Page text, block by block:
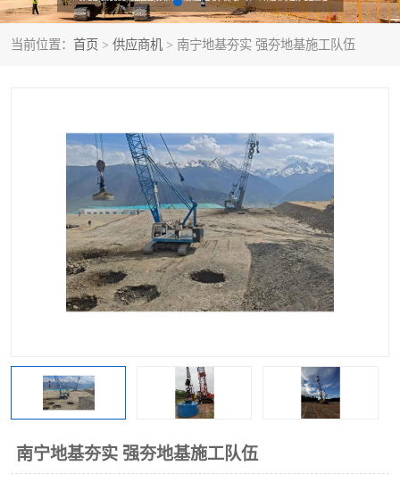
当前位置： 首页 > 供应商机 > 南宁地基夯实 强夯地基施工队伍
南宁地基夯实 强夯地基施工队伍